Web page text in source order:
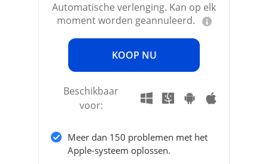
Automatische verlenging. Kan op elk
moment worden geannuleerd.
KOOP NU
Beschikbaar
voor:
Meer dan 150 problemen met het
Apple-systeem oplossen.